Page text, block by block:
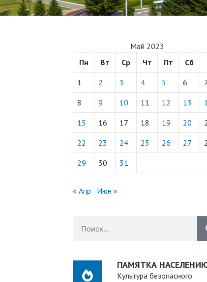
Май 2023
Пн
Вт Ср Чт Пт Сб
1 2 3 4 5 6
8 9 10 11 12 13
15 16 17 18 19 20
22 23 24 25 26 27
29 30 31
« Апр Июн »
ПАМЯТКА
Культура безопасного